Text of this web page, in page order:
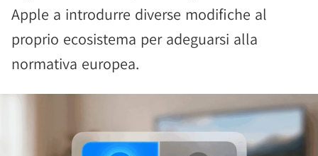
Apple a introdurre diverse modifiche al
proprio ecosistema per adeguarsi alla
normativa europea.